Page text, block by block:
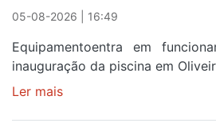
reforço
05-08-2026 | 16:49
Equipamentoentra em
inauguração da piscina em
Ler mais